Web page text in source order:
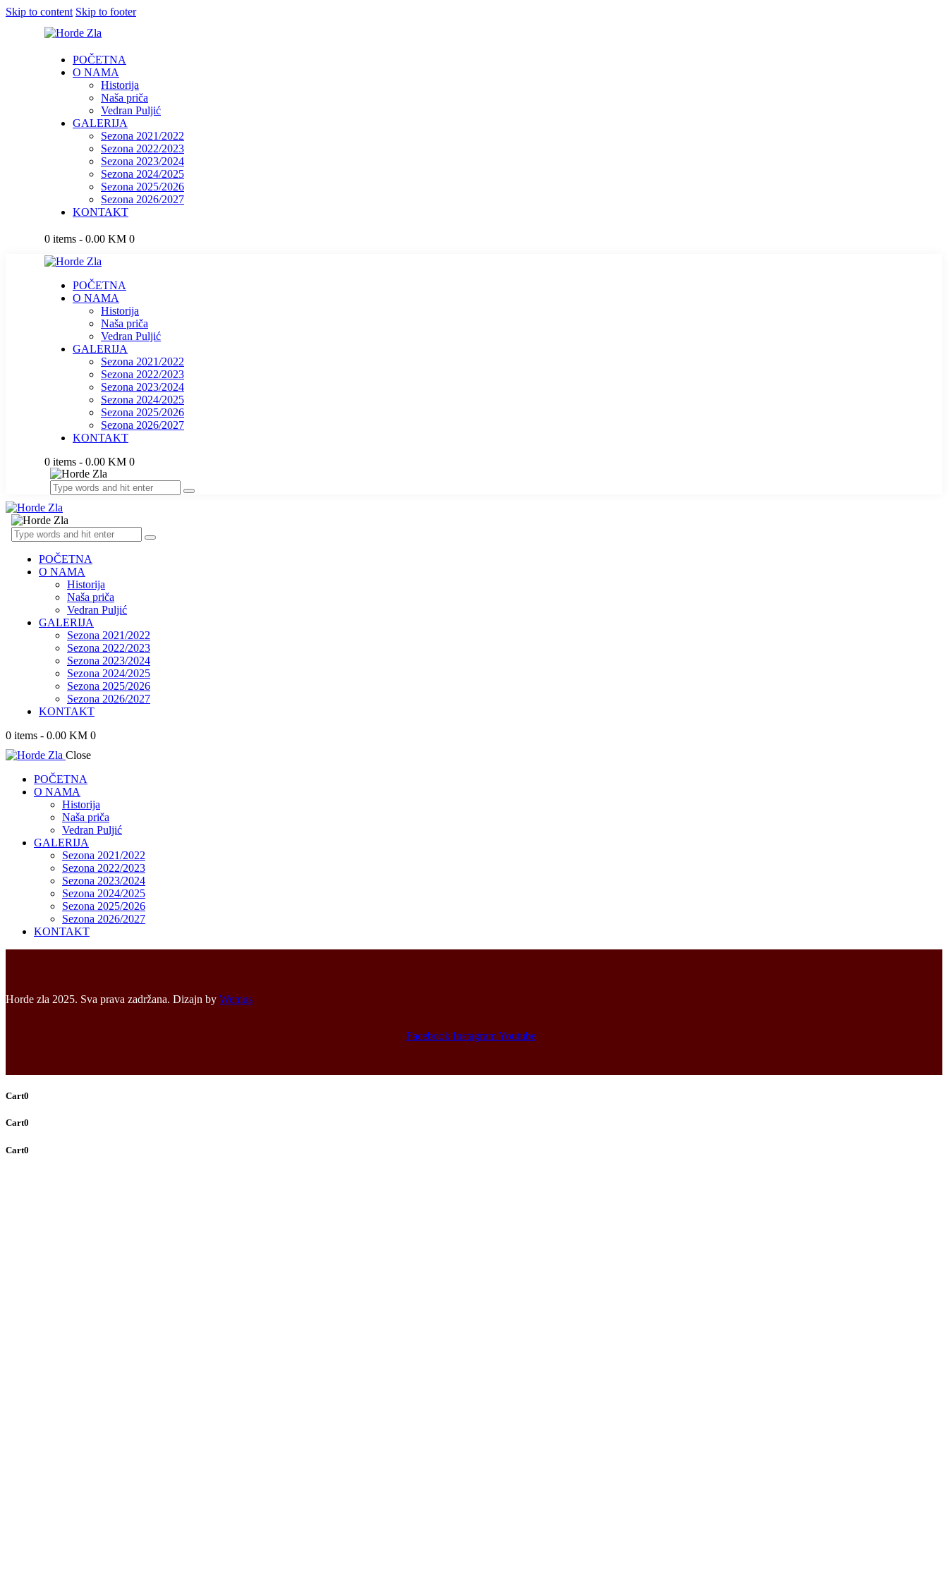
Skip to content Skip to footer
POČETNA
O NAMA
Historija
Naša priča
Vedran Puljić
GALERIJA
Sezona 2021/2022
Sezona 2022/2023
Sezona 2023/2024
Sezona 2024/2025
Sezona 2025/2026
Sezona 2026/2027
KONTAKT
0 items - 0.00 KM 0
POČETNA
O NAMA
Historija
Naša priča
Vedran Puljić
GALERIJA
Sezona 2021/2022
Sezona 2022/2023
Sezona 2023/2024
Sezona 2024/2025
Sezona 2025/2026
Sezona 2026/2027
KONTAKT
0 items - 0.00 KM 0
POČETNA
O NAMA
Historija
Naša priča
Vedran Puljić
GALERIJA
Sezona 2021/2022
Sezona 2022/2023
Sezona 2023/2024
Sezona 2024/2025
Sezona 2025/2026
Sezona 2026/2027
KONTAKT
0 items - 0.00 KM 0
Close
POČETNA
O NAMA
Historija
Naša priča
Vedran Puljić
GALERIJA
Sezona 2021/2022
Sezona 2022/2023
Sezona 2023/2024
Sezona 2024/2025
Sezona 2025/2026
Sezona 2026/2027
KONTAKT
Horde zla 2025. Sva prava zadržana. Dizajn by Wemus
Facebook InstagramYoutube
Cart0
Cart0
Cart0